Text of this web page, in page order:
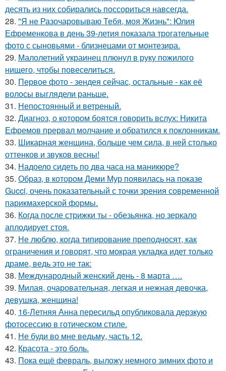
десять из них собирались поссориться навсегда.
28. "Я не Разочаровываю Тебя, моя Жизнь": Юлия
Ефременкова в день 39-летия показала трогательные
фото с сыновьями - близнецами от монтезира.
29. Малолетний украинец плюнул в руку пожилого
нищего, чтобы повеселиться.
30. Первое фото - зендея сейчас, остальные - как её
волосы выглядели раньше.
31. Непостоянный и ветреный.
32. Диагноз, о котором боятся говорить вслух: Никита
Ефремов прервал молчание и обратился к поклонникам.
33. Шикарная женщина, больше чем сила, в ней столько
оттенков и звуков весны!
34. Надоело сидеть по два часа на маникюре?
35. Образ, в котором Деми Мур появилась на показе
Gucci, очень показательный с точки зрения современной
парикмахерской формы.
36. Когда после стрижки ты - обезьянка, но зеркало
аплодирует стоя.
37. Не люблю, когда типирование преподносят, как
ограничения и говорят, что мокрая укладка идет только
драме, ведь это не так:
38. Международный женский день - 8 марта ….
39. Милая, очаровательная, легкая и нежная девочка,
девушка, женщина!
40. 16-Летняя Анна пересильд опубликовала дерзкую
фотосессию в готическом стиле.
41. Не буди во мне ведьму, часть 12.
42. Красота - это боль.
43. Пока ещё февраль, выложу немного зимних фото и